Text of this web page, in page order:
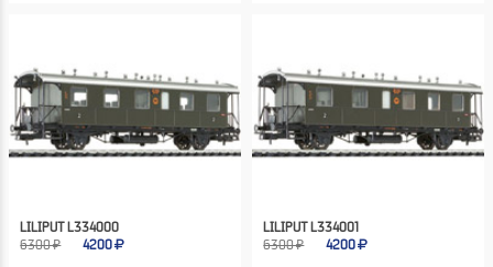
LILIPUT L334000
6300 ₽
4200
LILIPUT L334001
6300 ₽
4200